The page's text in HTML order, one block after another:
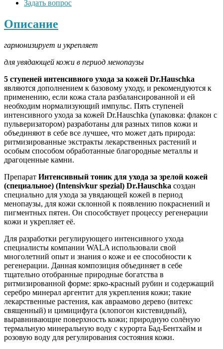
Задать вопрос
Описание
гармонизирует и укрепляет
для увядающей кожи в период менопаузы
5 ступеней интенсивного ухода за кожей Dr.Hauschka
являются дополнением к базовому уходу, и рекомендуются к
применению, если кожа стала разбалансированной и ей
необходим нормализующий импульс. Пять ступеней
интенсивного ухода за кожей Dr.Hauschka (упаковка: флакон с
пульверизатором) разработаны для разных типов кожи и
объединяют в себе все лучшее, что может дать природа:
ритмизированные экстракты лекарственных растений и
особым способом обработанные благородные металлы и
драгоценные камни.
Препарат Интенсивный тоник для ухода за зрелой кожей
(специальное) (Intensivkur spezial) Dr.Hauschka создан
специально для ухода за увядающей кожей в период
менопаузы, для кожи склонной к появлению покраснений и
пигментных пятен. Он способствует процессу регенерации
кожи и укрепляет её.
Для разработки регулирующего интенсивного ухода
специалисты компании WALA использовали свой
многолетний опыт и знания о коже и ее способности к
регенерации. Данная композиция объединяет в себе
тщательно отобранные природные богатства в
ритмизированной форме: ярко-красный рубин и содержащий
серебро минерал аргентит для укрепления кожи; такие
лекарственные растения, как авраамово дерево (витекс
священный) и цимицифуга (клопогон кистевидный),
выравнивающие поверхность кожи; природную солёную
термальную минеральную воду с курорта Бад-Бентхайм и
розовую воду для регулирования состояния кожи.